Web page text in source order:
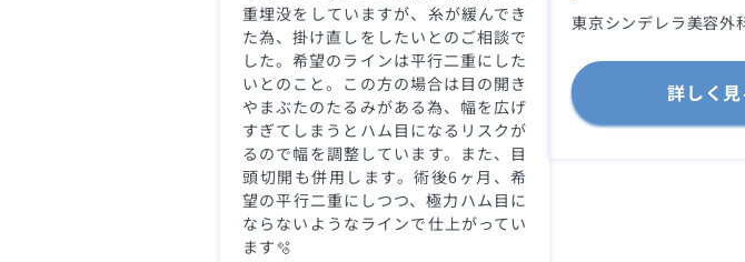
重埋没をしていますが、糸が緩んでき
た為、掛け直しをしたいとのご相談で
した。希望のラインは平行二重にした
いとのこと。この方の場合は目の開き
やまぶたのたるみがある為、幅を広げ
すぎてしまうとハム目になるリスクが
るので幅を調整しています。また、目
頭切開も併用します。術後6ヶ月、希
望の平行二重にしつつ、極力ハム目に
ならないようなラインで仕上がってい
ます🫧
東京シンデレラ美容外
詳しく見